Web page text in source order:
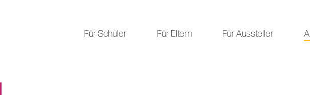
Für Schüler Für Eltern Für Aussteller